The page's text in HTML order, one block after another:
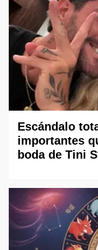
Escándalo
importantes
boda de Tini